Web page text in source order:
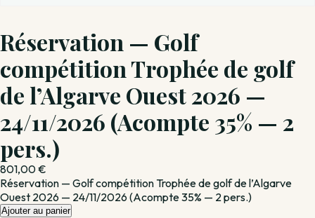
Réservation — Golf
compétition Trophée de golf
de l’Algarve Ouest 2026 —
24/11/2026 (Acompte 35% — 2
pers.)
801,00€
Réservation — Golf compétition Trophée de golf de l’Algarve
Ouest 2026 — 24/11/2026 (Acompte 35% — 2 pers.)
quantité
Ajouter au panier